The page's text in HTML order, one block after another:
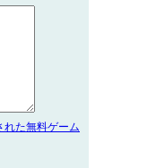
れた無料ゲーム